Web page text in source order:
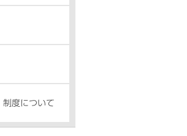
制度について